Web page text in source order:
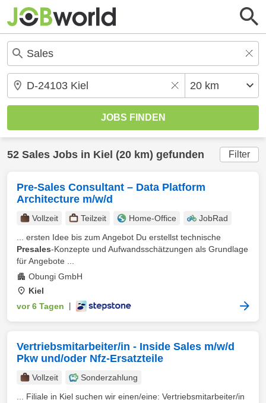
52 Sales Jobs in Kiel (20 km) gefunden Filter
Pre-Sales Consultant – Data Platform
Architecture m/w/d
Vollzeit Teilzeit Home-Office
JobRad
... ersten Idee bis zum Angebot Du erstellst technische
Presales-Konzepte und Aufwandsschätzungen als Grundlage
für Angebote ...
Obungi GmbH
Kiel
vor 6 Tagen
Vertriebsmitarbeiter/in - Inside Sales m/w/d
Pkw und/oder Nfz-Ersatzteile
Vollzeit
Sonderzahlung
... Filiale in Kiel suchen wir einen/eine: Vertriebsmitarbeiter/in